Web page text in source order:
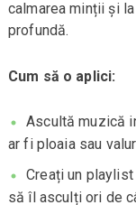
calmarea minții și
profundă.
Cum să o aplici:
Ascultă muzică
ar fi ploaia sau
Creați un
să îl asculți ori de